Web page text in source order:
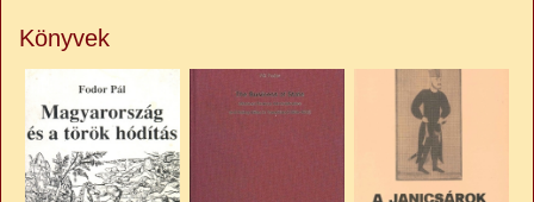
Könyvek